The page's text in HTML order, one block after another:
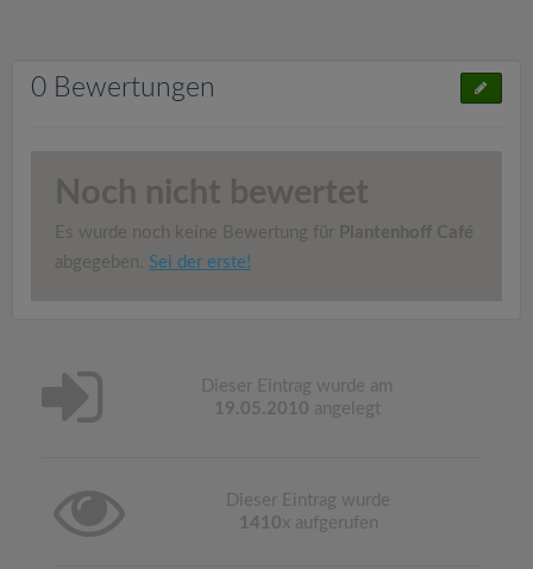
0 Bewertungen
Noch nicht bewertet
Es wurde noch keine Bewertung für Plantenhoff Café
abgegeben. Sei der erste!
Dieser Eintrag wurde am
19.05.2010 angelegt
Dieser Eintrag wurde
1410x aufgerufen